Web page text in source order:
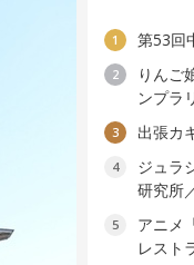
1 第53回
2
りんご
ンプラ
3 出張カ
4
ジュラ
研究所
5
アニメ
レスト